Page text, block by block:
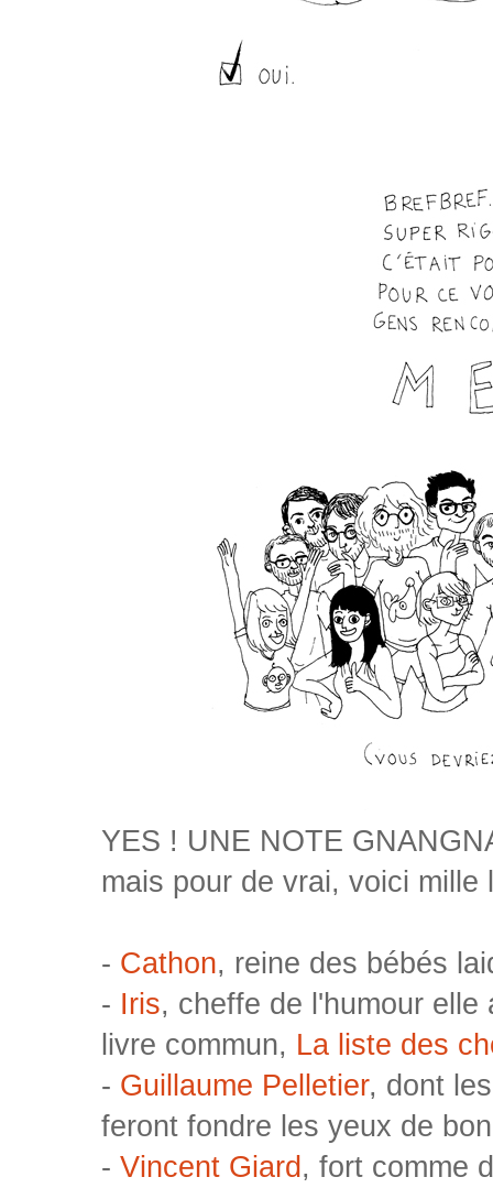
YES ! UNE NOTE
mais pour de vrai, voici
- Cathon, reine des bébés
- Iris, cheffe de l'humour
livre commun, La liste des
- Guillaume Pelletier, dont
feront fondre les yeux de
- Vincent Giard , fort comme